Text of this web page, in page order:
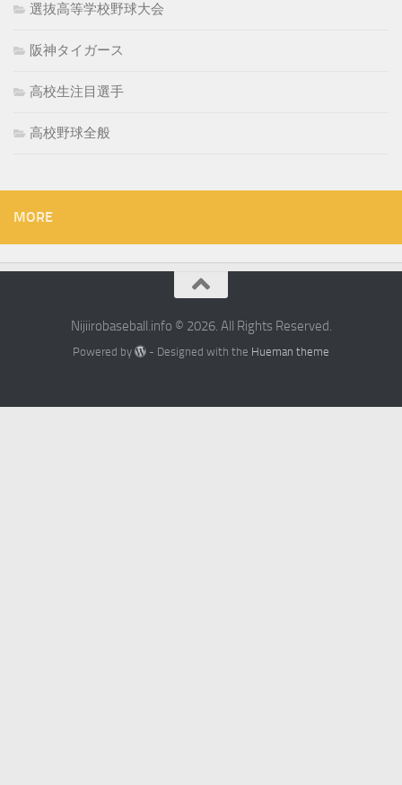
選抜高等学校野球大会
阪神タイガース
高校生注目選手
高校野球全般
MORE
Nijiirobaseball.info © 2026. All Rights Reserved.
Powered by - Designed with the Hueman theme